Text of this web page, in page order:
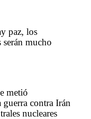
paz, los
mucho
metió
contra Irán
nucleares